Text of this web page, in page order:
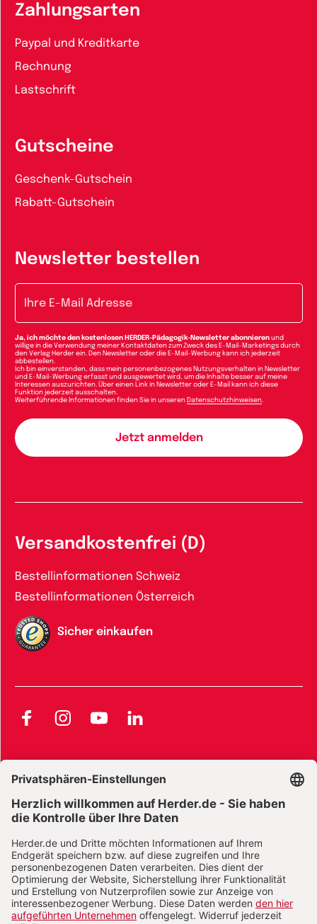
Zahlungsarten
Paypal und Kreditkarte
Rechnung
Lastschrift
Gutscheine
Geschenk-Gutschein
Rabatt-Gutschein
Newsletter bestellen
Ja, ich möchte den kostenlosen HERDER-Pädagogik-Newsletter abonnieren und
willige in die Verwendung meiner Kontaktdaten zum Zweck des E-Mail-Marketings durch
den Verlag Herder ein. Den Newsletter oder die E-Mail-Werbung kann ich jederzeit
abbestellen.
Ich bin einverstanden, dass mein personenbezogenes Nutzungsverhalten in Newsletter
und E-Mail-Werbung erfasst und ausgewertet wird, um die Inhalte besser auf meine
Interessen auszurichten. Über einen Link in Newsletter oder E-Mail kann ich diese
Funktion jederzeit ausschalten.
Weiterführende Informationen finden Sie in unseren Datenschutzhinweisen.
Versandkostenfrei (D)
Bestellinformationen Schweiz
Bestellinformationen Österreich
Sicher einkaufen
FacebookInstagramYouTubeLinkedIn
Widerrufsbelehrung E-Books
Widerrufsbelehrung Zeitschriften Datenschutz
Datenschutz Social Media Barrierefreiheit
Vertrag widerrufen